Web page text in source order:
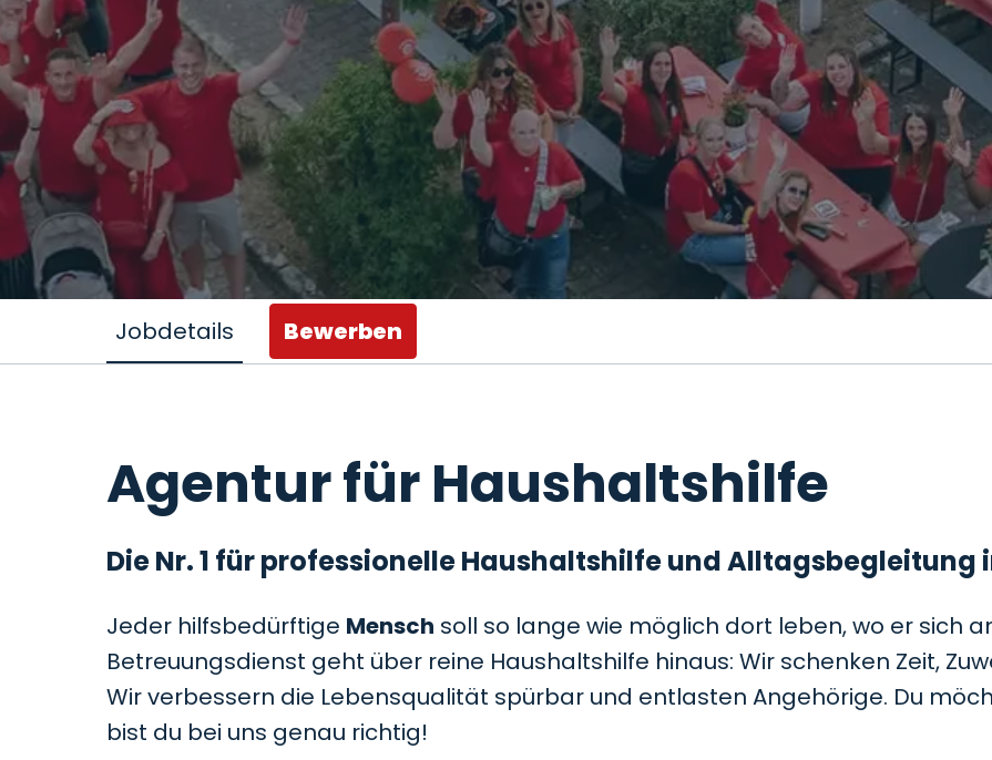
Jobdetails Bewerben
Agentur für Haushaltshilfe
Die Nr. 1 für professionelle Haushaltshilfe und Alltagsbegleitung
Jeder hilfsbedürftige Mensch soll so lange wie möglich dort leben, wo er sich
Betreuungsdienst geht über reine Haushaltshilfe hinaus: Wir schenken Zeit,
Wir verbessern die Lebensqualität spürbar und entlasten Angehörige. Du
bist du bei uns genau richtig!